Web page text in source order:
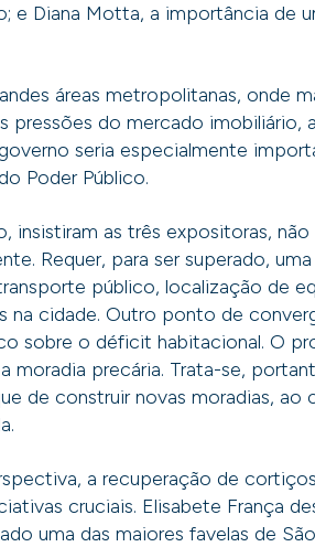
e Diana Motta, a importância de
áreas metropolitanas, onde
pressões do mercado
seria especialmente
Poder Público.
insistiram as três expositoras,
Requer, para ser superado,
público, localização de
na cidade. Outro ponto de
sobre o déficit habitacional. O
moradia precária. Trata-se,
de construir novas moradias,
a recuperação de
cruciais. Elisabete França
uma das maiores favelas de